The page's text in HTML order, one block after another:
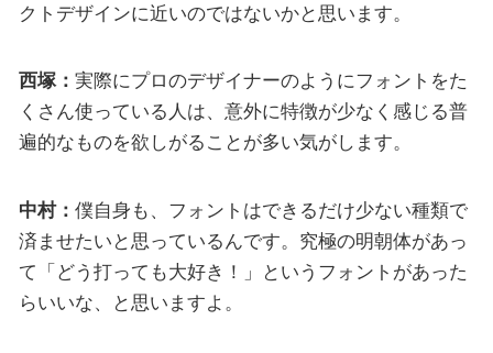
クトデザインに近いのではないかと思います。
西塚： 実際にプロのデザイナーのようにフォントをた
くさん使っている人は、意外に特徴が少なく感じる普
遍的なものを欲しがることが多い気がします。
中村： 僕自身も、フォントはできるだけ少ない種類で
済ませたいと思っているんです。究極の明朝体があっ
て「どう打っても大好き！」というフォントがあった
らいいな、と思いますよ。